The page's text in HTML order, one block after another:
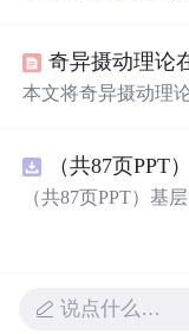
情绪复盘三阶段管
践，倡导无责复盘
本文将奇异摄动理
统（直流母线电压
率前馈与加权成本
（共87页PPT
（共87页PPT）基
说点什么…